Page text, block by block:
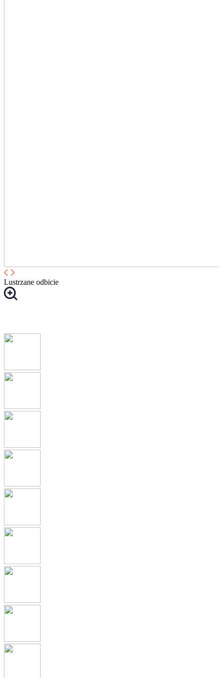
Lustrzane odbicie